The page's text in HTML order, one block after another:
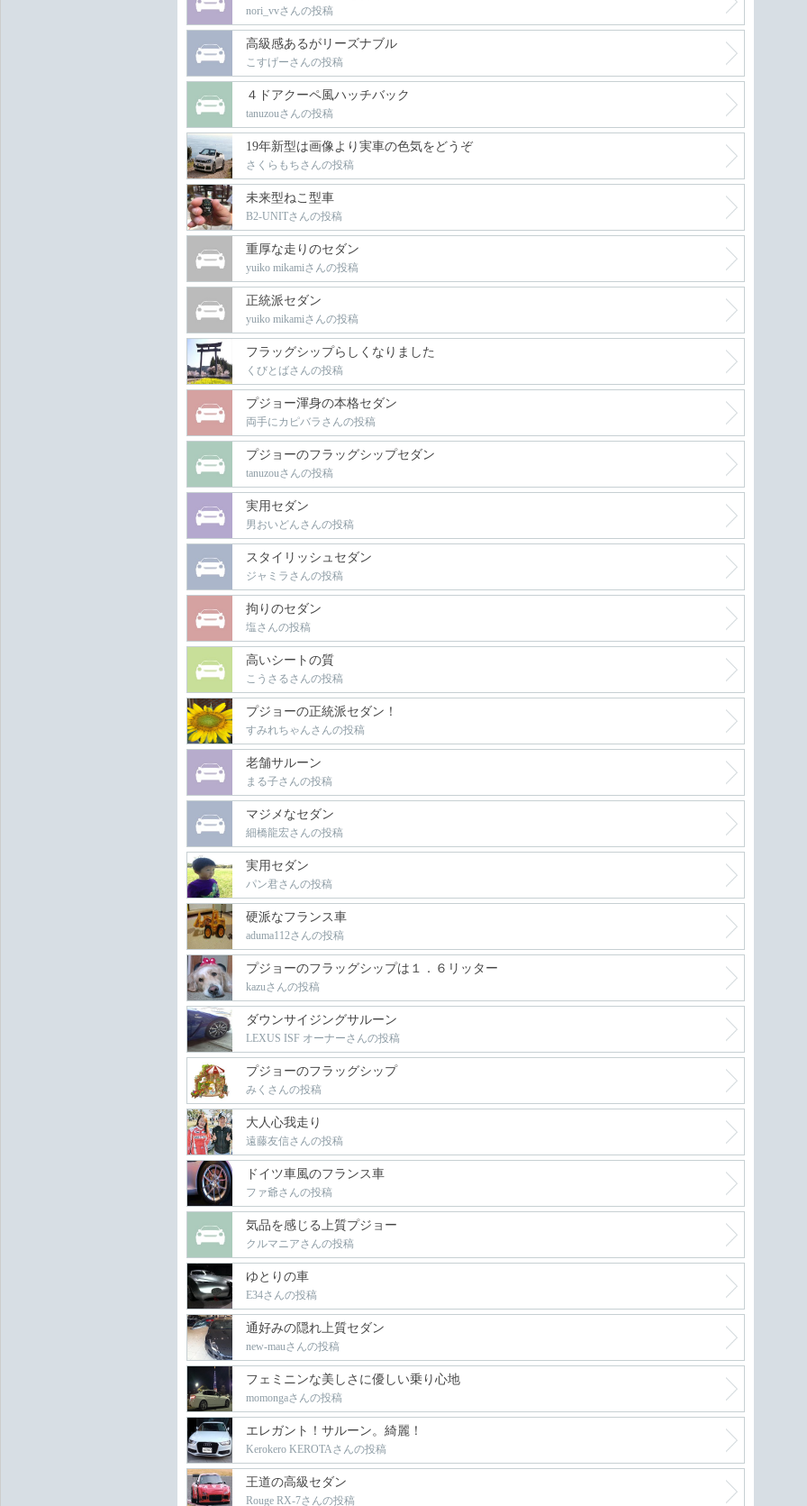
nori_vvさんの投稿
高級感あるがリーズナブル
こすげーさんの投稿
４ドアクーペ風ハッチバック
tanuzouさんの投稿
19年新型は画像より実車の色気をどうぞ
さくらもちさんの投稿
未来型ねこ型車
B2-UNITさんの投稿
重厚な走りのセダン
yuiko mikamiさんの投稿
正統派セダン
yuiko mikamiさんの投稿
フラッグシップらしくなりました
くびとばさんの投稿
プジョー渾身の本格セダン
両手にカピバラさんの投稿
プジョーのフラッグシップセダン
tanuzouさんの投稿
実用セダン
男おいどんさんの投稿
スタイリッシュセダン
ジャミラさんの投稿
拘りのセダン
塩さんの投稿
高いシートの質
こうさるさんの投稿
プジョーの正統派セダン！
すみれちゃんさんの投稿
老舗サルーン
まる子さんの投稿
マジメなセダン
細橋龍宏さんの投稿
実用セダン
パン君さんの投稿
硬派なフランス車
aduma112さんの投稿
プジョーのフラッグシップは１．６リッター
kazuさんの投稿
ダウンサイジングサルーン
LEXUS ISF オーナーさんの投稿
プジョーのフラッグシップ
みくさんの投稿
大人心我走り
遠藤友信さんの投稿
ドイツ車風のフランス車
ファ爺さんの投稿
気品を感じる上質プジョー
クルマニアさんの投稿
ゆとりの車
E34さんの投稿
通好みの隠れ上質セダン
new-mauさんの投稿
フェミニンな美しさに優しい乗り心地
momongaさんの投稿
エレガント！サルーン。綺麗！
Kerokero KEROTAさんの投稿
王道の高級セダン
Rouge RX-7さんの投稿